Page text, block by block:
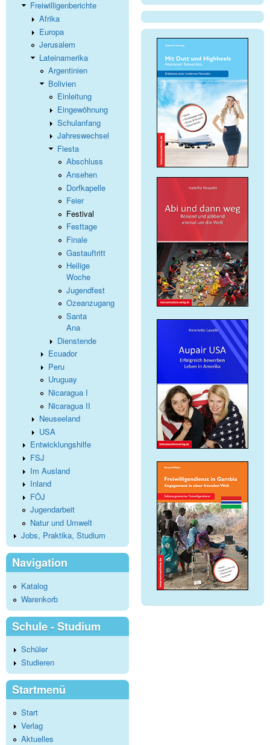
Freiwilligenberichte
Afrika
Europa
Jerusalem
Lateinamerika
Argentinien
Bolivien
Einleitung
Eingewöhnung
Schulanfang
Jahreswechsel
Fiesta
Abschluss
Ansehen
Dorfkapelle
Feier
Festival
Festtage
Finale
Gastauftritt
Heilige
Woche
Jugendfest
Ozeanzugang
Santa
Ana
Dienstende
Ecuador
Peru
Uruguay
Nicaragua I
Nicaragua II
Neuseeland
USA
Entwicklungshilfe
FSJ
Im Ausland
Inland
FÖJ
Jugendarbeit
Natur und Umwelt
Jobs, Praktika, Studium
Navigation
Katalog
Warenkorb
Schule - Studium
Schüler
Studieren
Startmenü
Start
Verlag
Aktuelles